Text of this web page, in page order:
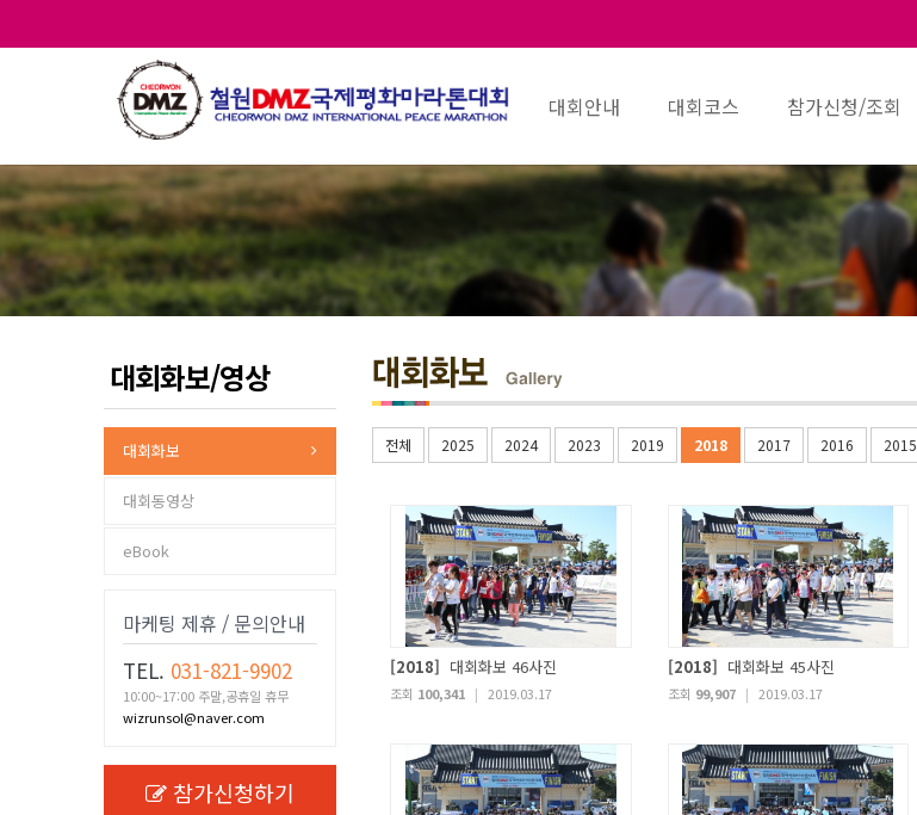
대회안내 대회코스 참가신청/조회
대회화보/영상
대회화보
대회동영상
eBook
마케팅 제휴 / 문의안내
TEL. 031-821-9902
10:00~17:00 주말,공휴일 휴무
wizrunsol@naver.com
참가신청하기
전체 2025 2024 2023 2019 2018 2017 2016 2015
[2018] 대회화보 46사진
조회 100,341 | 2019.03.17
[2018] 대회화보 45사진
조회 99,907 | 2019.03.17